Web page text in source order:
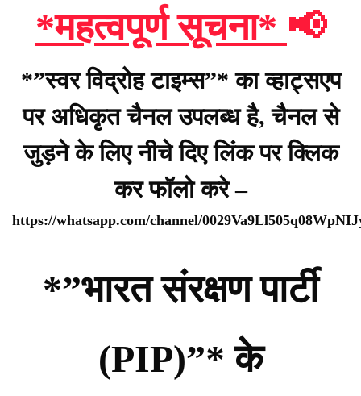
*महत्वपूर्ण सूचना* 📢
*”स्वर विद्रोह टाइम्स”* का व्हाट्सएप
पर अधिकृत चैनल उपलब्ध है, चैनल से
जुड़ने के लिए नीचे दिए लिंक पर क्लिक
कर फॉलो करे –
https://whatsapp.com/channel/
*”भारत संरक्षण पार्टी
(PIP)”* के